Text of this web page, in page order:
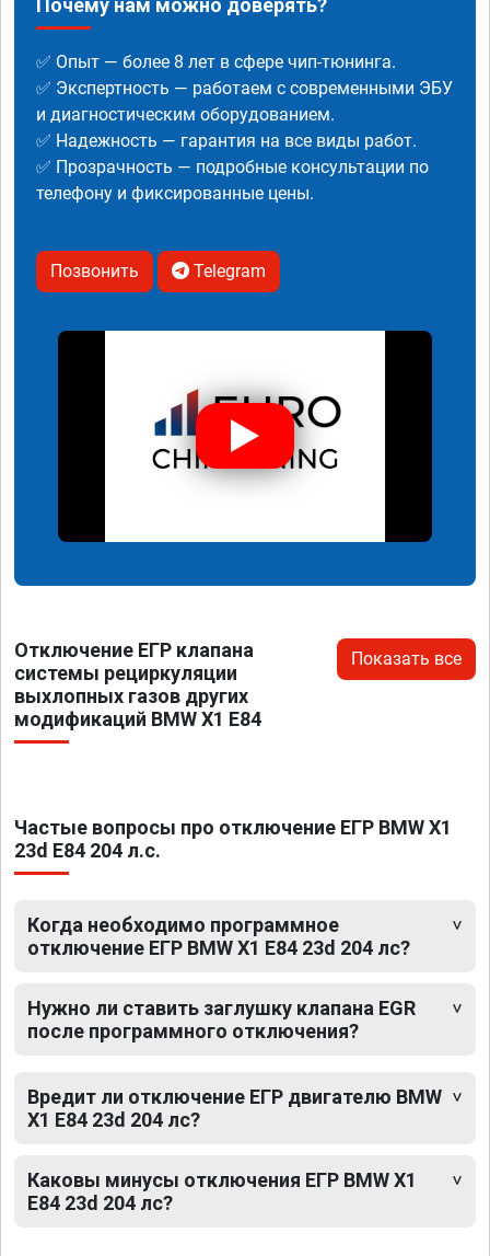
Почему нам можно доверять?
✅ Опыт — более 8 лет в сфере чип-тюнинга.
✅ Экспертность — работаем с современными ЭБУ
и диагностическим оборудованием.
✅ Надежность — гарантия на все виды работ.
✅ Прозрачность — подробные консультации по
телефону и фиксированные цены.
Позвонить Telegram
Отключение ЕГР клапана
системы рециркуляции
выхлопных газов других
модификаций BMW X1 E84
Показать все
Частые вопросы про отключение ЕГР BMW X1
23d E84 204 л.с.
Когда необходимо программное
отключение ЕГР BMW X1 E84 23d 204 лс?
Нужно ли ставить заглушку клапана EGR
после программного отключения?
Вредит ли отключение ЕГР двигателю BMW
X1 E84 23d 204 лс?
Каковы минусы отключения ЕГР BMW X1
E84 23d 204 лс?